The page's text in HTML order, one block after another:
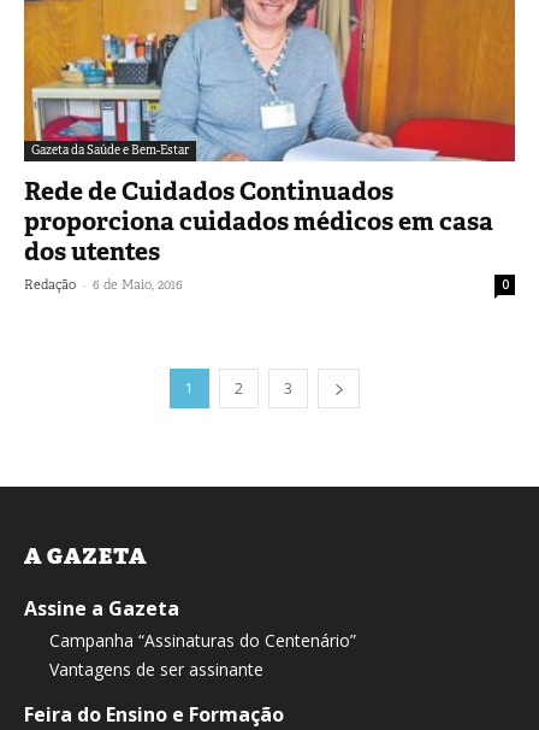
Gazeta da Saúde e Bem-Estar
Rede de Cuidados Continuados
proporciona cuidados médicos em casa
dos utentes
Redação - 6 de Maio, 2016 0
1 2 3
A GAZETA
Assine a Gazeta
Campanha “Assinaturas do Centenário”
Vantagens de ser assinante
Feira do Ensino e Formação